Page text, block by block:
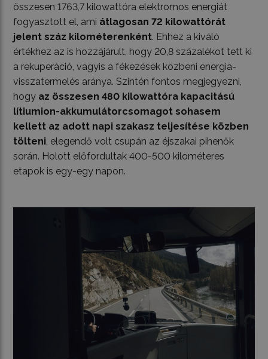
összesen 1763,7 kilowattóra elektromos energiát
fogyasztott el, ami átlagosan 72 kilowattórát
jelent száz kilométerenként. Ehhez a kiváló
értékhez az is hozzájárult, hogy 20,8 százalékot tett ki
a rekuperáció, vagyis a fékezések közbeni energia-
visszatermelés aránya. Szintén fontos megjegyezni,
hogy az összesen 480 kilowattóra kapacitású
lítiumion-akkumulátorcsomagot sohasem
kellett az adott napi szakasz teljesítése közben
tölteni , elegendő volt csupán az éjszakai pihenők
során. Holott előfordultak 400-500 kilométeres
etapok is egy-egy napon.